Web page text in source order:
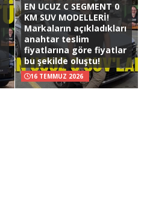
EN UCUZ C SEGMENT 0
KM SUV MODELLERİ!
Markaların açıkladıkları
anahtar teslim
fiyatlarına göre fiyatlar
bu şekilde oluştu!
16 TEMMUZ 2026